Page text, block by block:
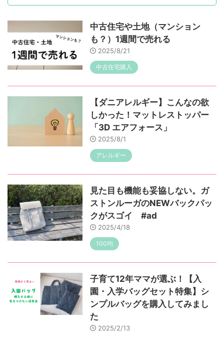
中古住宅や土地（マンション
も？）1週間で売れる
2025/8/21
中古住宅購入
【ダニアレルギー】こんなの欲
しかった！マットレストッパー
「3D エアフォース」
2025/8/1
アレルギー
見た目も機能も妥協しない。ガ
ストンルーガのNEWバックパッ
クがスゴイ #ad
2025/4/18
100均
子育て12年ママが選ぶ！【入
園・入学バッグセット特集】シ
ンプルバッグを購入してみまし
た
2025/2/13